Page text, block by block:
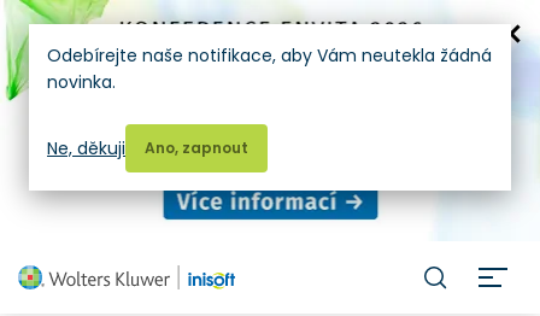
Odebírejte naše notifikace, aby Vám neutekla žádná
novinka.
Ano, zapnout
Ne, děkuji